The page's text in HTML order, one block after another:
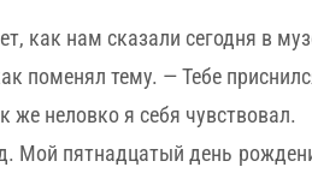
как нам сказали сегодня в
тему. — Тебе
же неловко я себя чувствовал.
Мой пятнадцатый день